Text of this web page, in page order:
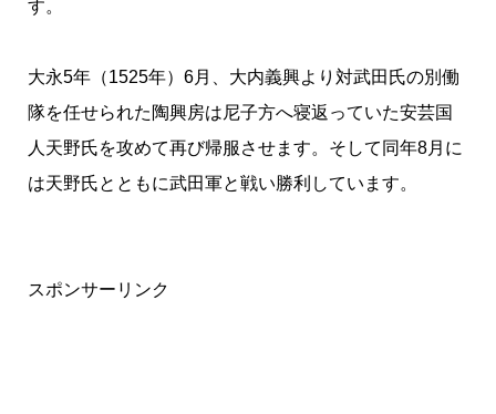
す。
大永5年（1525年）6月、大内義興より対武田氏の別働
隊を任せられた陶興房は尼子方へ寝返っていた安芸国
人天野氏を攻めて再び帰服させます。そして同年8月に
は天野氏とともに武田軍と戦い勝利しています。
スポンサーリンク